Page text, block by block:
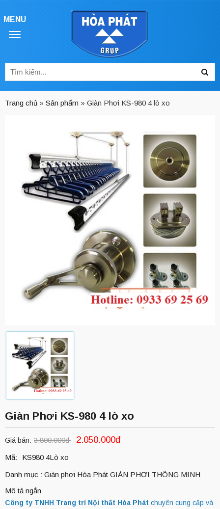
MENU
Tìm
cho:
Trang chủ » Sản phẩm » Giàn Phơi KS-980 4 lò xo
Giàn Phơi KS-980 4 lò xo
Giá bán: 3.800.000đ 2.050.000đ
Mã: KS980 4Lò xo
Danh mục : Giàn phơi Hòa Phát GIÀN PHƠI THÔNG MINH
Mô tả ngắn
Công ty TNHH Trang trí Nội thất Hòa Phát chuyên cung cấp và